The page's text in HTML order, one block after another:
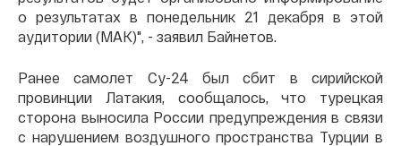
о результатах в понедельник 21 декабря в этой
аудитории (МАК)", - заявил Байнетов.
Ранее самолет Су-24 был сбит в сирийской
провинции Латакия, сообщалось, что турецкая
сторона выносила России предупреждения в связи
с нарушением воздушного пространства Турции в